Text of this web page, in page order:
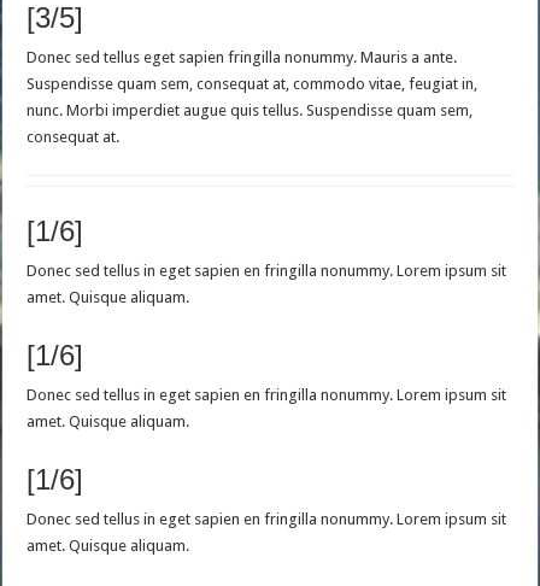
[3/5]
Donec sed tellus eget sapien fringilla nonummy. Mauris a ante.
Suspendisse quam sem, consequat at, commodo vitae, feugiat in,
nunc. Morbi imperdiet augue quis tellus. Suspendisse quam sem,
consequat at.
[1/6]
Donec sed tellus in eget sapien en fringilla nonummy. Lorem ipsum sit
amet. Quisque aliquam.
[1/6]
Donec sed tellus in eget sapien en fringilla nonummy. Lorem ipsum sit
amet. Quisque aliquam.
[1/6]
Donec sed tellus in eget sapien en fringilla nonummy. Lorem ipsum sit
amet. Quisque aliquam.